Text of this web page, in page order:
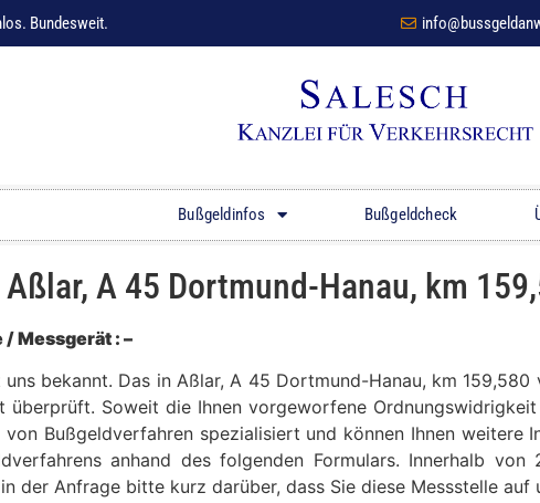
Bundesweit.
Bußgeldinfos Bußgeldcheck
A 45 Dortmund-Hanau, km
Messgerät : –
uns bekannt. Das in Aßlar, A 45 Dortmund-Hanau, km
überprüft. Soweit die Ihnen vorgeworfene
Bußgeldverfahren spezialisiert und können Ihnen weitere
anhand des folgenden Formulars. Innerhalb
der Anfrage bitte kurz darüber, dass Sie diese Messstelle auf